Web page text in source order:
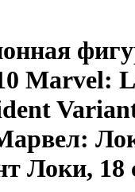
Marvel:
Локи, 18